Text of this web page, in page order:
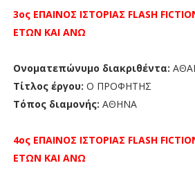
3ος ΕΠΑΙΝΟΣ ΙΣΤΟΡΙΑΣ FLASH
ΕΤΩΝ ΚΑΙ ΑΝΩ
Ονοματεπώνυμο διακριθέντα:
Τίτλος έργου: Ο ΠΡΟΦΗΤΗΣ
Τόπος διαμονής: ΑΘΗΝΑ
4ος ΕΠΑΙΝΟΣ ΙΣΤΟΡΙΑΣ FLASH
ΕΤΩΝ ΚΑΙ ΑΝΩ